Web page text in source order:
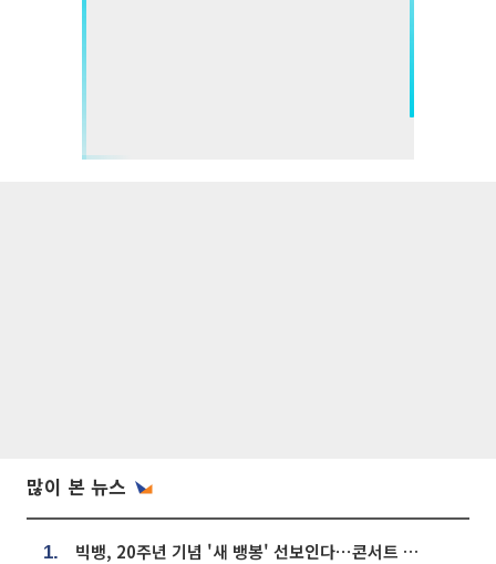
많이 본 뉴스
1. 빅뱅, 20주년 기념 '새 뱅봉' 선보인다⋯콘서트 앞두고 팝업 개최